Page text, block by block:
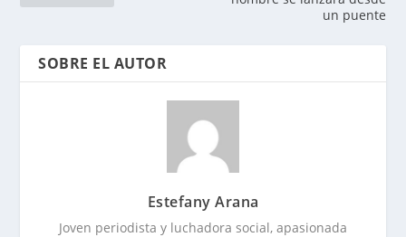
un puente
SOBRE EL AUTOR
Estefany Arana
Joven periodista y luchadora social, apasionada